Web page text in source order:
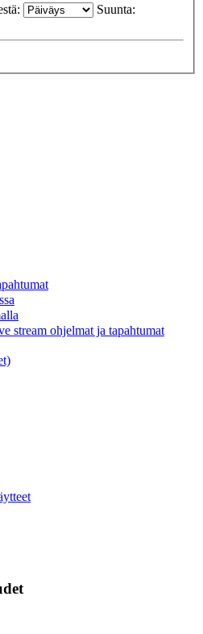
Suunta:
stream ohjelmat ja tapahtumat